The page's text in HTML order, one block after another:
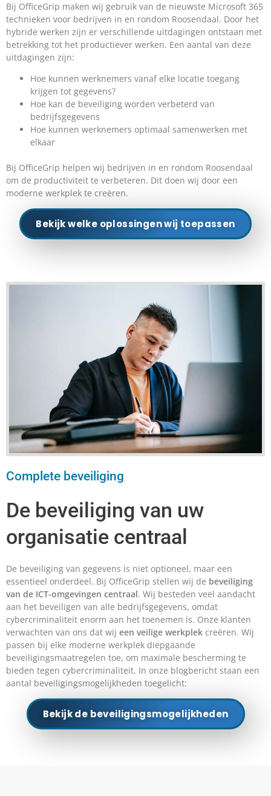
Bij OfficeGrip maken wij gebruik van de nieuwste Microsoft 365
technieken voor bedrijven in en rondom Roosendaal. Door het
hybride werken zijn er verschillende uitdagingen ontstaan met
betrekking tot het productiever werken. Een aantal van deze
uitdagingen zijn:
Hoe kunnen werknemers vanaf elke locatie toegang
krijgen tot gegevens?
Hoe kan de beveiliging worden verbeterd van
bedrijfsgegevens
Hoe kunnen werknemers optimaal samenwerken met
elkaar
Bij OfficeGrip helpen wij bedrijven in en rondom Roosendaal
om de productiviteit te verbeteren. Dit doen wij door een
moderne werkplek te creëren.
Bekijk welke oplossingen wij toepassen
Complete beveiliging
De beveiliging van uw
organisatie centraal
De beveiliging van gegevens is niet optioneel, maar een
essentieel onderdeel. Bij OfficeGrip stellen wij de beveiliging
van de ICT-omgevingen centraal. Wij besteden veel aandacht
aan het beveiligen van alle bedrijfsgegevens, omdat
cybercriminaliteit enorm aan het toenemen is. Onze klanten
verwachten van ons dat wij een veilige werkplek creëren. Wij
passen bij elke moderne werkplek diepgaande
beveiligingsmaatregelen toe, om maximale bescherming te
bieden tegen cybercriminaliteit. In onze blogbericht staan een
aantal beveiligingsmogelijkheden toegelicht:
Bekijk de beveiligingsmogelijkheden